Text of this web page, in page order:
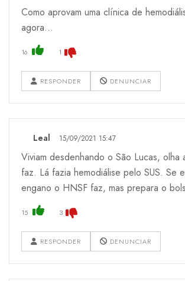
Como aprovam uma clínica de
agora...
16 1
RESPONDER DENUNCIAR
Leal 15/09/2021 15:47
Viviam desdenhando o São Lucas, olha
faz. Lá fazia hemodiálise pelo SUS. Se
engano o HNSF faz, mas prepara o
15 3
RESPONDER DENUNCIAR